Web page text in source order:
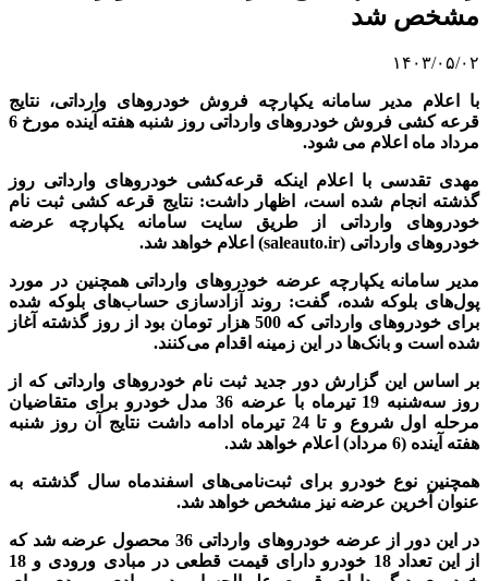
مشخص شد
۱۴۰۳/۰۵/۰۲
با اعلام مدیر سامانه یکپارچه فروش خودروهای وارداتی، نتایج
قرعه کشی فروش خودروهای وارداتی روز شنبه هفته آینده مورخ 6
مرداد ماه اعلام می شود.
مهدی تقدسی با اعلام اینکه قرعه‌کشی خودروهای وارداتی روز
گذشته انجام شده است، اظهار داشت: نتایج قرعه کشی ثبت نام
خودروهای وارداتی از طریق سایت سامانه یکپارچه عرضه
خودروهای وارداتی (saleauto.ir) اعلام خواهد شد.
مدیر سامانه یکپارچه عرضه خودروهای وارداتی همچنین در مورد
پول‌های بلوکه شده، گفت: روند آزادسازی حساب‌های بلوکه شده
برای خودروهای وارداتی که 500 هزار تومان بود از روز گذشته آغاز
شده است و بانک‌ها در این زمینه اقدام می‌کنند.
بر اساس این گزارش دور جدید ثبت نام خودروهای وارداتی که از
روز سه‌شنبه 19 تیرماه با عرضه 36 مدل خودرو برای متقاضیان
مرحله اول شروع و تا 24 تیرماه ادامه داشت نتایج آن روز شنبه
هفته آینده (6 مرداد) اعلام خواهد شد.
همچنین نوع خودرو برای ثبت‌نامی‌های اسفندماه سال گذشته به
عنوان آخرین عرضه نیز مشخص خواهد شد.
در این دور از عرضه خودروهای وارداتی 36 محصول عرضه شد که
از این تعداد 18 خودرو دارای قیمت قطعی در مبادی ورودی و 18